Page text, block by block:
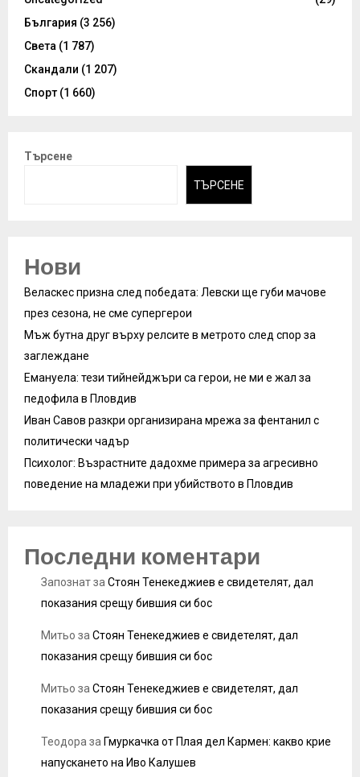
България (3 256)
Света (1 787)
Скандали (1 207)
Спорт (1 660)
Търсене
ТЪРСЕНЕ
Нови
Веласкес призна след победата: Левски ще губи мачове
през сезона, не сме супергерои
Мъж бутна друг върху релсите в метрото след спор за
заглеждане
Емануела: тези тийнейджъри са герои, не ми е жал за
педофила в Пловдив
Иван Савов разкри организирана мрежа за фентанил с
политически чадър
Психолог: Възрастните дадохме примера за агресивно
поведение на младежи при убийството в Пловдив
Последни коментари
Запознатза Стоян Тенекеджиев е свидетелят, дал
показания срещу бившия си бос
Митьо за Стоян Тенекеджиев е свидетелят, дал
показания срещу бившия си бос
Митьо за Стоян Тенекеджиев е свидетелят, дал
показания срещу бившия си бос
Теодора за Гмуркачка от Плая дел Кармен: какво крие
напускането на Иво Калушев